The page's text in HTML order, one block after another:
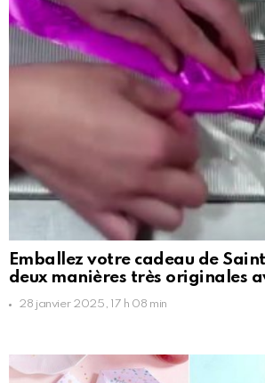
Emballez votre cadeau de
deux manières très originales
28 janvier 2025, 17 h 08 min